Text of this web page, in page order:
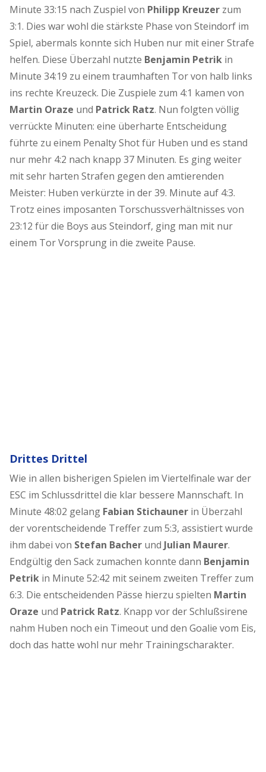
Minute 33:15 nach Zuspiel von Philipp Kreuzerzum
3:1. Dies war wohl die stärkste Phase von Steindorf im
Spiel, abermals konnte sich Huben nur mit einer Strafe
helfen. Diese Überzahl nutzte Benjamin Petrikin
Minute 34:19 zu einem traumhaften Tor von halb links
ins rechte Kreuzeck. Die Zuspiele zum 4:1 kamen von
Martin Oraze und Patrick Ratz. Nun folgten völlig
verrückte Minuten: eine überharte Entscheidung
führte zu einem Penalty Shot für Huben und es stand
nur mehr 4:2 nach knapp 37 Minuten. Es ging weiter
mit sehr harten Strafen gegen den amtierenden
Meister: Huben verkürzte in der 39. Minute auf 4:3.
Trotz eines imposanten Torschussverhältnisses von
23:12 für die Boys aus Steindorf, ging man mit nur
einem Tor Vorsprung in die zweite Pause.
Drittes Drittel
Wie in allen bisherigen Spielen im Viertelfinale war der
ESC im Schlussdrittel die klar bessere Mannschaft. In
Minute 48:02 gelang Fabian Stichaunerin Überzahl
der vorentscheidende Treffer zum 5:3, assistiert wurde
ihm dabei von Stefan Bacherund Julian Maurer.
Endgültig den Sack zumachen konnte dann Benjamin
Petrikin Minute 52:42 mit seinem zweiten Treffer zum
6:3. Die entscheidenden Pässe hierzu spielten Martin
Oraze und Patrick Ratz. Knapp vor der Schlußsirene
nahm Huben noch ein Timeout und den Goalie vom Eis,
doch das hatte wohl nur mehr Trainingscharakter.